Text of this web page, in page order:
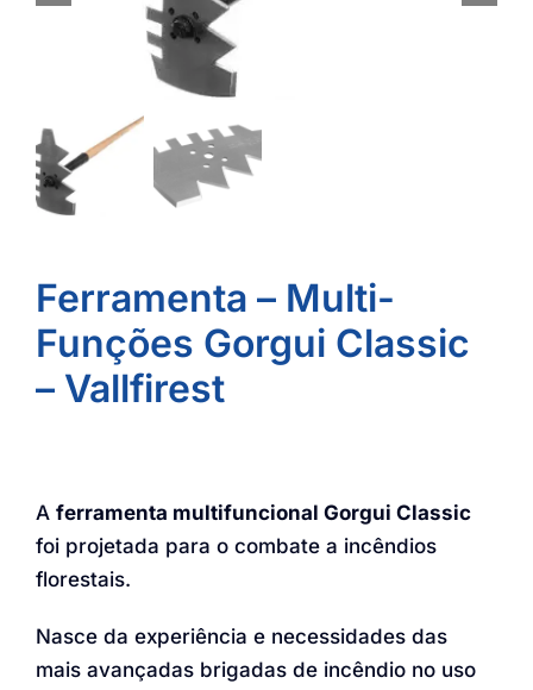
Ferramenta – Multi-
Funções Gorgui Classic
– Vallfirest
A ferramenta multifuncional Gorgui Classic
foi projetada para o combate a incêndios
florestais.
Nasce da experiência e necessidades das
mais avançadas brigadas de incêndio no uso